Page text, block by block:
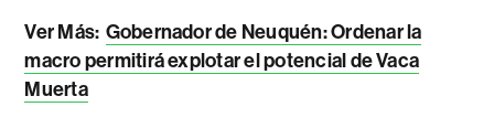
Ver Más: Gobernador de Neuquén: Ordenar la
macro permitirá explotar el potencial de Vaca
Muerta